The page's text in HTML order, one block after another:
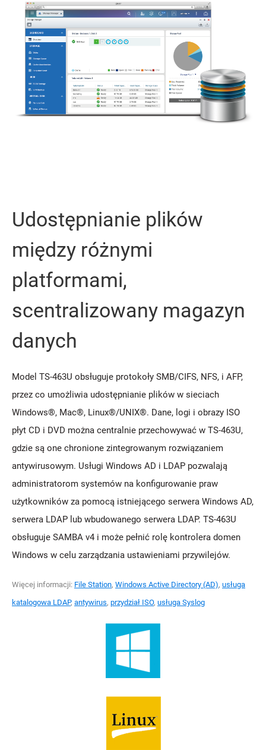
Udostępnianie plików
między różnymi
platformami,
scentralizowany magazyn
danych
Model TS-463U obsługuje protokoły SMB/CIFS, NFS, i AFP,
przez co umożliwia udostępnianie plików w sieciach
Windows®, Mac®, Linux®/UNIX®. Dane, logi i obrazy ISO
płyt CD i DVD można centralnie przechowywać w TS-463U,
gdzie są one chronione zintegrowanym rozwiązaniem
antywirusowym. Usługi Windows AD i LDAP pozwalają
administratorom systemów na konfigurowanie praw
użytkowników za pomocą istniejącego serwera Windows AD,
serwera LDAP lub wbudowanego serwera LDAP. TS-463U
obsługuje SAMBA v4 i może pełnić rolę kontrolera domen
Windows w celu zarządzania ustawieniami przywilejów.
Więcej informacji: File Station, Windows Active Directory (AD), usługa
katalogowa LDAP, antywirus, przydział ISO, usługa Syslog